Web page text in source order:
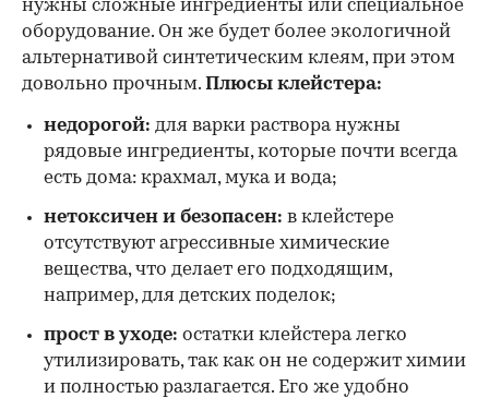
нужны сложные ингредиенты или специальное
оборудование. Он же будет более экологичной
альтернативой синтетическим клеям, при этом
довольно прочным. Плюсы клейстера:
недорогой: для варки раствора нужны
рядовые ингредиенты, которые почти всегда
есть дома: крахмал, мука и вода;
нетоксичен и безопасен: в клейстере
отсутствуют агрессивные химические
вещества, что делает его подходящим,
например, для детских поделок;
прост в уходе: остатки клейстера легко
утилизировать, так как он не содержит химии
и полностью разлагается. Его же удобно